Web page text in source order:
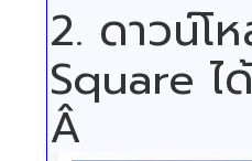
2. ดาวน์โ
Square
Â